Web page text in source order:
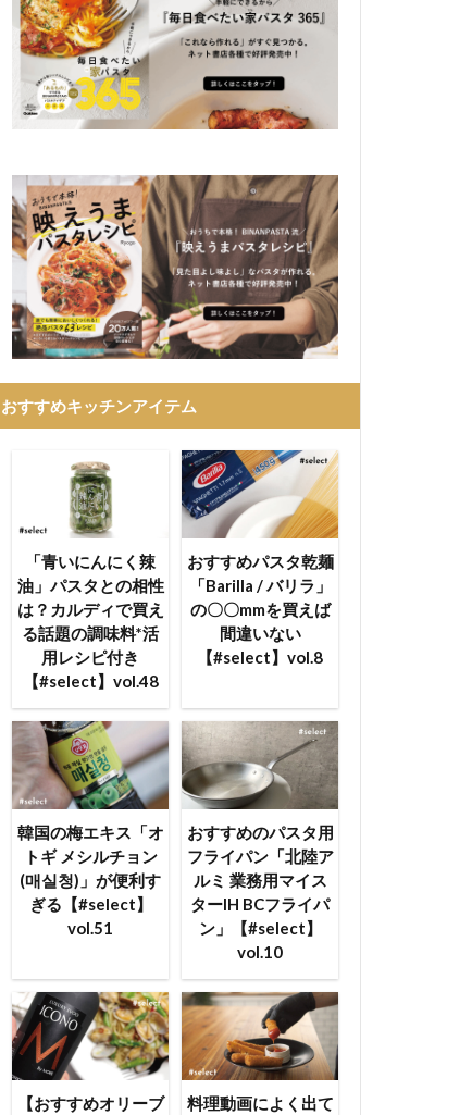
おすすめキッチンアイテム
「青いにんにく辣
油」パスタとの相性
は？カルディで買え
る話題の調味料*活
用レシピ付き
【#select】vol.48
おすすめパスタ乾麺
「Barilla / バリラ」
の〇〇mmを買えば
間違いない
【#select】vol.8
韓国の梅エキス「オ
トギ メシルチョン
(매실청)」が便利す
ぎる【#select】
vol.51
おすすめのパスタ用
フライパン「北陸ア
ルミ 業務用マイス
ターIH BCフライパ
ン」【#select】
vol.10
【おすすめオリーブ
料理動画によく出て